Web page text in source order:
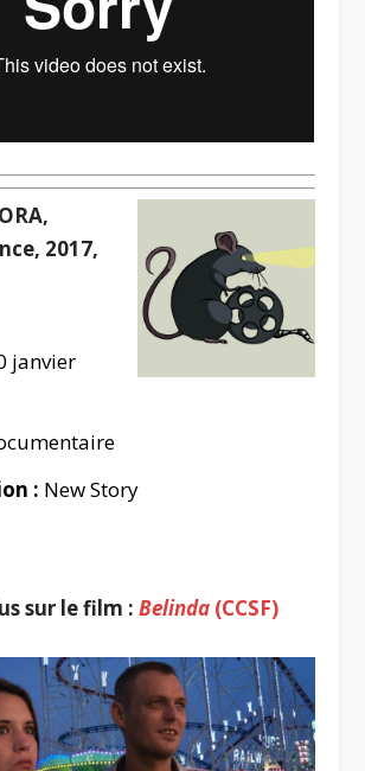
2017,
janvier
: New Story
sur le film :Belinda (CCSF)